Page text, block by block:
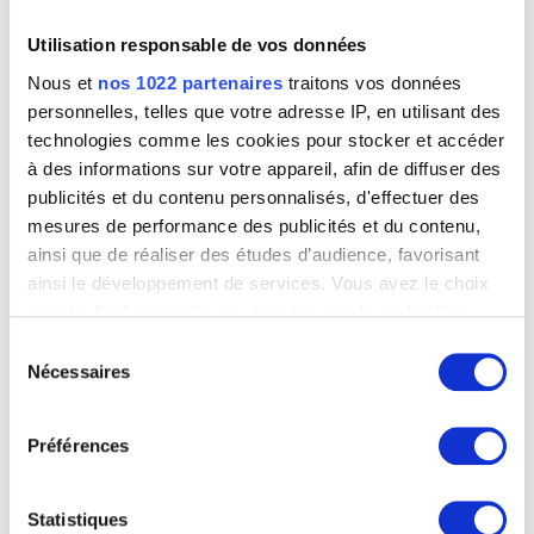
Utilisation responsable de vos données
Nous et nos 1022 partenaires traitons vos données
personnelles, telles que votre adresse IP, en utilisant des
technologies comme les cookies pour stocker et accéder
à des informations sur votre appareil, afin de diffuser des
publicités et du contenu personnalisés, d'effectuer des
mesures de performance des publicités et du contenu,
ainsi que de réaliser des études d’audience, favorisant
ainsi le développement de services. Vous avez le choix
quant à l'utilisation de vos données et à leurs finalités.
tout moment en consultant la Déclaration relative aux
cookies ou en cliquant sur l'icône de confidentialité.
Si vous le permettez, nous aimerions également :
géographique qui peuvent être précises à plusieurs
Nécessaires
Préférences
Statistiques
L'été
Jean Robie